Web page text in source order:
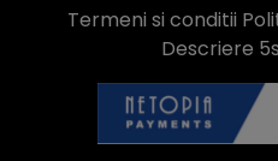
Termeni si conditii
Descriere